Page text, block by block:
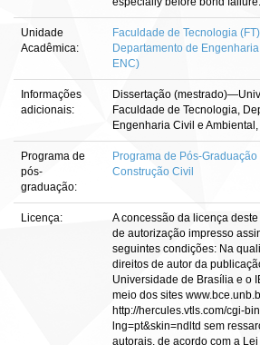
Unidade
Acadêmica:
Faculdade de Tecnologia (FT)
Departamento de
ENC)
Informações
adicionais:
Dissertação
Faculdade de Tecnologia,
Engenharia Civil e
Programa de
pós-
graduação:
Programa de Pós-Graduação
Construção Civil
Licença:
A concessão da licença
de autorização impresso
seguintes condições: Na
direitos de autor da
Universidade de Brasília e o
meio dos sites
http://hercules.vtls.com/cgi-
lng=pt&skin=ndltd sem
autorais, de acordo com a